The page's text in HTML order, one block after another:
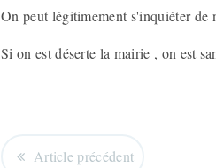
On peut légitimement s'inquiéter
Si on est déserte la mairie , on est
Article précédent